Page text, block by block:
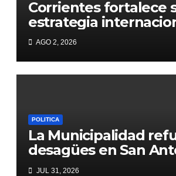
Corrientes fortalece
estrategia
foco en inversiones,
infraestructura y
económico
AGO 2, 2026
POLITICA
La Municipalidad
desagües en San
Oeste y La Olla ante la
JUL 31, 2026